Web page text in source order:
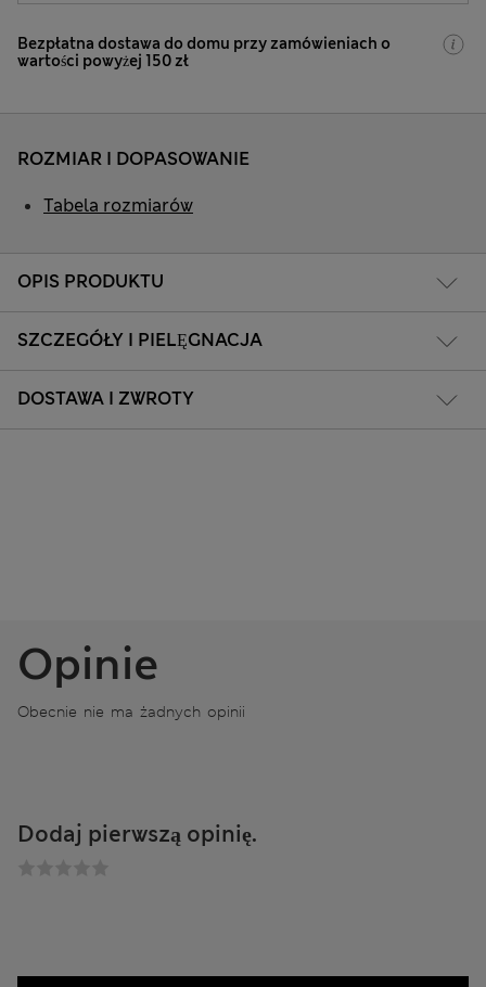
Bezpłatna dostawa do domu przy zamówieniach o
wartości powyżej 150 zł
OPIS PRODUKTU
SZCZEGÓŁY I PIELĘGNACJA
DOSTAWA I ZWROTY
ROZMIAR I DOPASOWANIE
Tabela rozmiarów
Opinie
Obecnie nie ma żadnych opinii
Dodaj pierwszą opinię.